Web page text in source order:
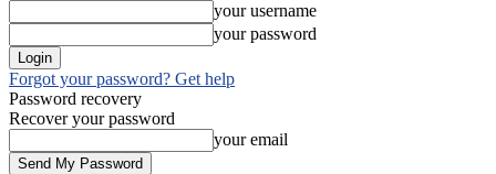
your username
your password
Forgot your password? Get help
Password recovery
Recover your password
your email